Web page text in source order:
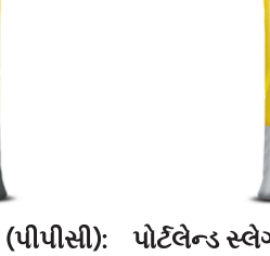
પોર્ટલેન્ડ